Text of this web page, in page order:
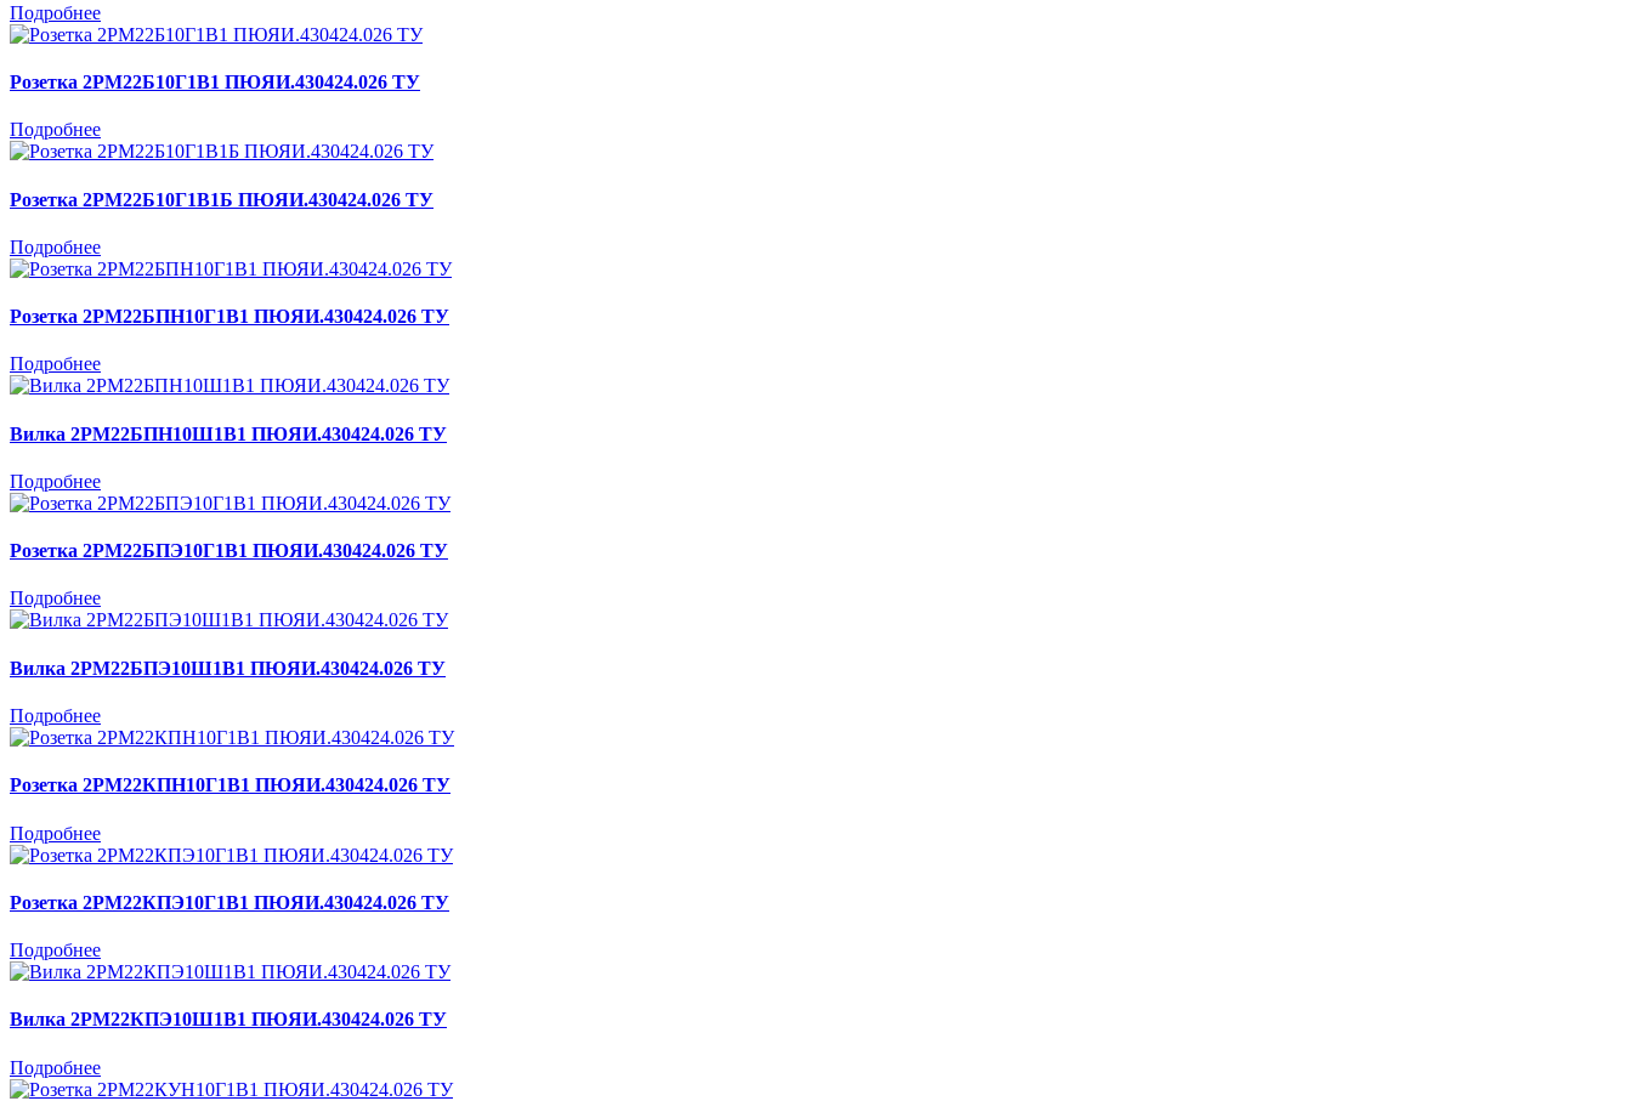
Подробнее
Розетка 2РМ22Б10Г1В1 ПЮЯИ.430424.026 ТУ
Подробнее
Розетка 2РМ22Б10Г1В1Б ПЮЯИ.430424.026 ТУ
Подробнее
Розетка 2РМ22БПН10Г1В1 ПЮЯИ.430424.026 ТУ
Подробнее
Вилка 2РМ22БПН10Ш1В1 ПЮЯИ.430424.026 ТУ
Подробнее
Розетка 2РМ22БПЭ10Г1В1 ПЮЯИ.430424.026 ТУ
Подробнее
Вилка 2РМ22БПЭ10Ш1В1 ПЮЯИ.430424.026 ТУ
Подробнее
Розетка 2РМ22КПН10Г1В1 ПЮЯИ.430424.026 ТУ
Подробнее
Розетка 2РМ22КПЭ10Г1В1 ПЮЯИ.430424.026 ТУ
Подробнее
Вилка 2РМ22КПЭ10Ш1В1 ПЮЯИ.430424.026 ТУ
Подробнее